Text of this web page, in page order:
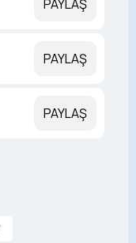
PAYLAŞ
PAYLAŞ
PAYLAŞ